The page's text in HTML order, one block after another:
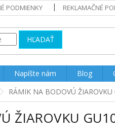
PODMIENKY REKLAMAČNÉ
HĽADAŤ
Napíšte nám Blog
RÁMIK NA BODOVÚ
ŽIAROVKU